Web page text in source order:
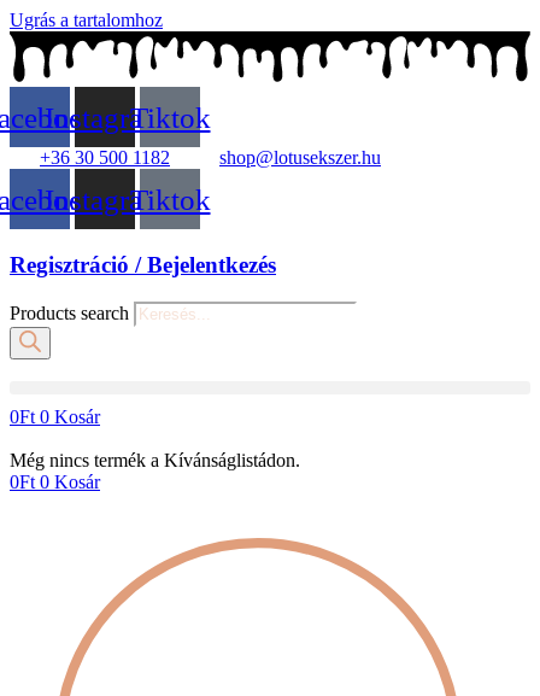
Ugrás a tartalomhoz
InstagramTiktok
+36 30 500 1182 shop@lotusekszer.hu
InstagramTiktok
Regisztráció / Bejelentkezés
Products search
0Ft 0 Kosár
Még nincs termék a Kívánságlistádon.
0Ft 0 Kosár